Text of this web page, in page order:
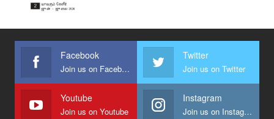
Facebook
Join us on Facebook
Twitter
Join us on Twitter
Youtube
Join us on Youtube
Instagram
Join us on Instagram